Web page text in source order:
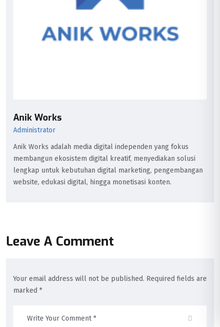
Anik Works
Administrator
Anik Works adalah media digital independen yang fokus
membangun ekosistem digital kreatif, menyediakan solusi
lengkap untuk kebutuhan digital marketing, pengembangan
website, edukasi digital, hingga monetisasi konten.
Leave A Comment
Your email address will not be published. Required fields are
marked *